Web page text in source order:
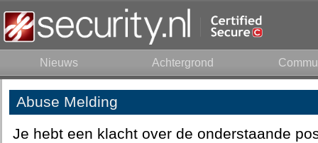
Nieuws Achtergrond
Abuse Melding
Je hebt een klacht over de onderstaande